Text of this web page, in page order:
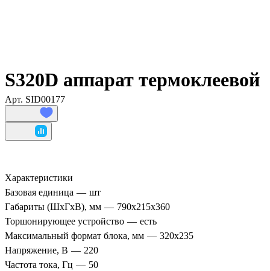
S320D аппарат термоклеевой
Арт. SID00177
Характеристики
Базовая единица — шт
Габариты (ШхГхВ), мм — 790x215x360
Торшонирующее устройство — есть
Максимальный формат блока, мм — 320х235
Напряжение, В — 220
Частота тока, Гц — 50